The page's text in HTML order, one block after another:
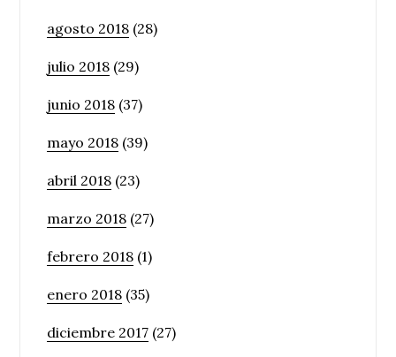
agosto 2018 (28)
julio 2018 (29)
junio 2018 (37)
mayo 2018 (39)
abril 2018 (23)
marzo 2018 (27)
febrero 2018 (1)
enero 2018 (35)
diciembre 2017 (27)